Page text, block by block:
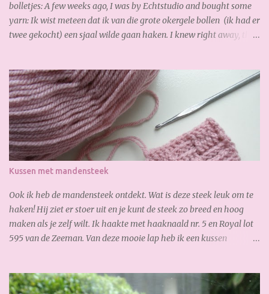
bolletjes: A few weeks ago, I was by Echtstudio and bought some
yarn: Ik wist meteen dat ik van die grote okergele bollen (ik had er
twee gekocht) een sjaal wilde gaan haken. I knew right away, that
snel bij. De volgende dag had ik de nieuwe bollen al weer binnen,
zo fijn! Soon I noticed that I had too short, so I ordered online
quickly. The next day I received the new yarn already. Gisteren
legde ik de laatste hand aan mijn sjaal. Zoooo blij mee!!! Heerlijk
zacht en warm. Yesterday I finished my scarf. I like it very much!
So soft and warm. A lovely autumn scarf! Wil jij ook deze sjaal
maken? Je hebt nodig: 3,5 bol Special Stylecraft double knit 100 gr.
Kussen met mandensteek
Ook ik heb de mandensteek ontdekt. Wat is deze steek leuk om te
haken! Hij ziet er stoer uit en je kunt de steek zo breed en hoog
maken als je zelf wilt. Ik haakte met haaknaald nr. 5 en Royal lot
595 van de Zeeman. Van deze mooie lap heb ik een kussen
Geniet van het weekend!